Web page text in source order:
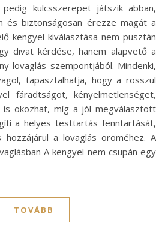
kulcsszerepet játszik abban,
és biztonságosan érezze magát a
kengyel kiválasztása nem pusztán
divat kérdése, hanem alapvető a
lovaglás szempontjából. Mindenki,
tapasztalhatja, hogy a rosszul
fáradtságot, kényelmetlenséget,
okozhat, míg a jól megválasztott
a helyes testtartás fenntartását,
a lovaglás öröméhez. A
A kengyel nem csupán egy
TOVÁBB